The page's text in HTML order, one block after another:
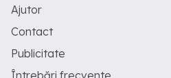
Ajutor
Contact
Publicitate
Întrebări frecvente